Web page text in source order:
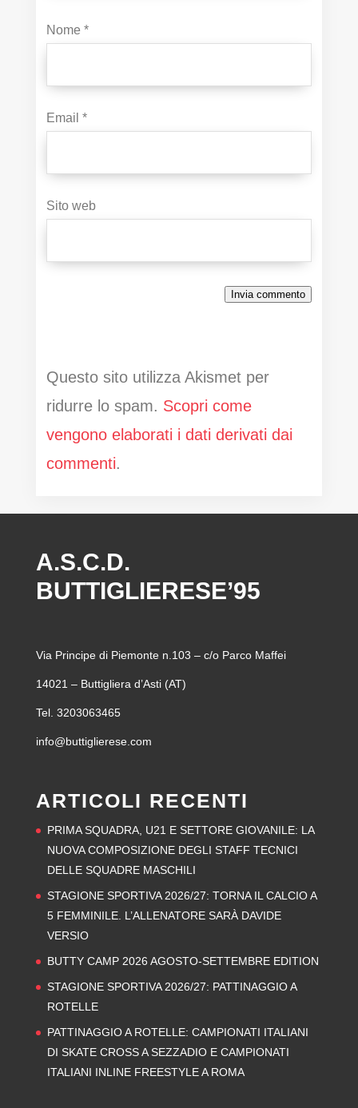
Nome*
Email*
Sito web
Invia commento
Questo sito utilizza Akismet per
ridurre lo spam. Scopri come
vengono elaborati i dati derivati dai
commenti.
A.S.C.D.
BUTTIGLIERESE’95
Via Principe di Piemonte n.103 – c/o Parco Maffei
14021 – Buttigliera d’Asti (AT)
Tel. 3203063465
info@buttiglierese.com
ARTICOLI RECENTI
PRIMA SQUADRA, U21 E SETTORE GIOVANILE: LA
NUOVA COMPOSIZIONE DEGLI STAFF TECNICI
DELLE SQUADRE MASCHILI
STAGIONE SPORTIVA 2026/27: TORNA IL CALCIO A
5 FEMMINILE. L’ALLENATORE SARÀ DAVIDE
VERSIO
BUTTY CAMP 2026 AGOSTO-SETTEMBRE EDITION
STAGIONE SPORTIVA 2026/27: PATTINAGGIO A
ROTELLE
PATTINAGGIO A ROTELLE: CAMPIONATI ITALIANI
DI SKATE CROSS A SEZZADIO E CAMPIONATI
ITALIANI INLINE FREESTYLE A ROMA